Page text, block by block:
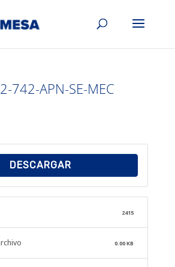
742-APN-SE-MEC
DESCARGAR
2415
0.00 KB